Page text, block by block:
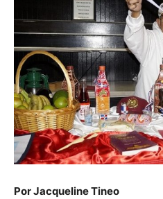
Por Jacqueline Tineo